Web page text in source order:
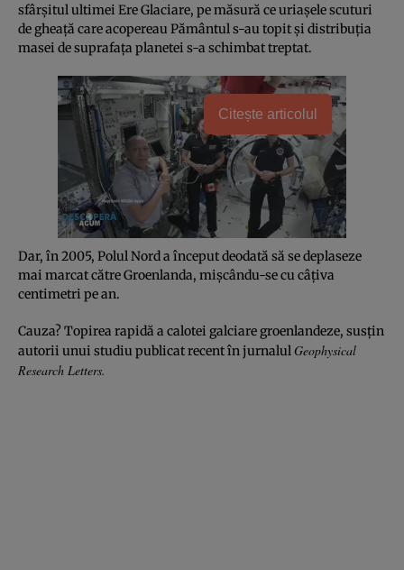
sfârşitul ultimei Ere Glaciare, pe măsură ce uriaşele scuturi
de gheaţă care acopereau Pământul s-au topit şi distribuţia
masei de suprafaţa planetei s-a schimbat treptat.
Citește articolul
Dar, în 2005, Polul Nord a început deodată să se deplaseze
mai marcat către Groenlanda, mişcându-se cu câţiva
centimetri pe an.
Cauza? Topirea rapidă a calotei galciare groenlandeze, susţin
autorii unui studiu publicat recent în jurnalulGeophysical
Research Letters.